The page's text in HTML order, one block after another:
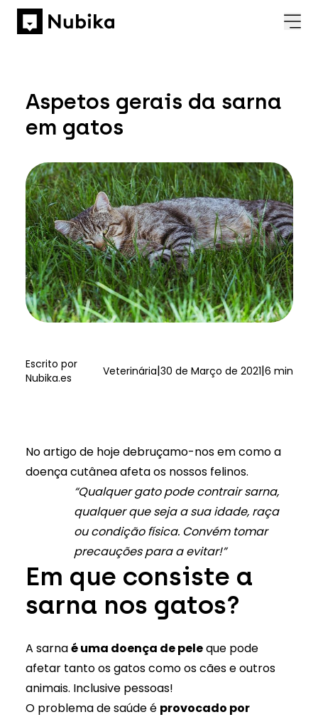
Aspetos gerais da sarna
em gatos
Escrito por
Nubika.es
Veterinária|30 de Março de 2021|6 min
No artigo de hoje debruçamo-nos em como a
doença cutânea afeta os nossos felinos.
“Qualquer gato pode contrair sarna,
qualquer que seja a sua idade, raça
ou condição física. Convém tomar
precauções para a evitar!”
Em que consiste a
sarna nos gatos?
A sarnaé uma doença de peleque pode
afetar tanto os gatos como os cães e outros
animais. Inclusive pessoas!
O problema de saúde é provocado por